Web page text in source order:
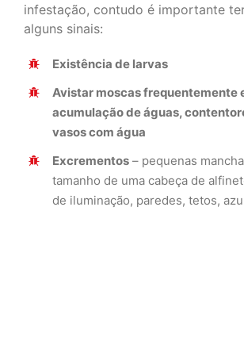
infestação, contudo é importante
alguns sinais:
Existência de larvas
Avistar moscas frequentemente
acumulação de águas,
vasos com água
Excrementos – pequenas
tamanho de uma cabeça de
de iluminação, paredes, tetos,